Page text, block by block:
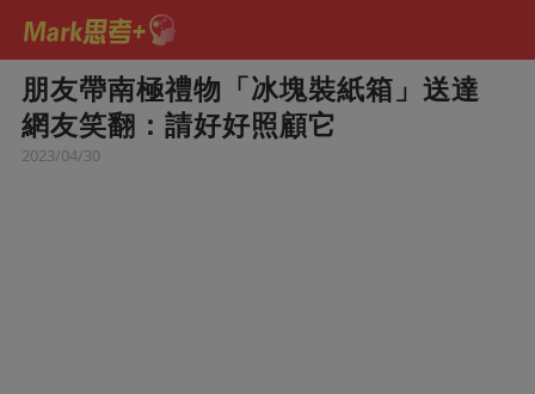
朋友帶南極禮物「冰塊裝紙箱」送達
網友笑翻：請好好照顧它
2023/04/30